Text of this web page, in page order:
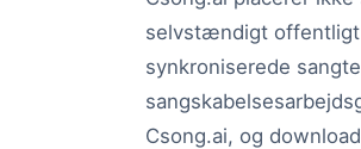
selvstændigt
synkroniserede
Csong.ai, og